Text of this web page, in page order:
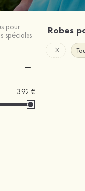
pour
spéciales
392 €
Robes